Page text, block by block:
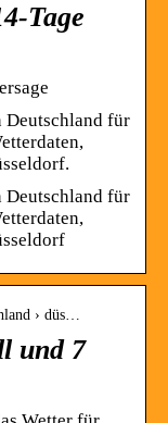
Tage
Deutschland für
Deutschland für
› düs…
und 7